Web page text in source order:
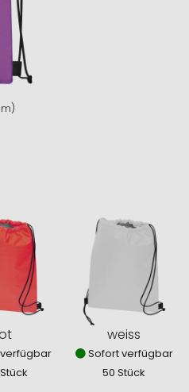
weiss
Sofort verfügbar
50 Stück